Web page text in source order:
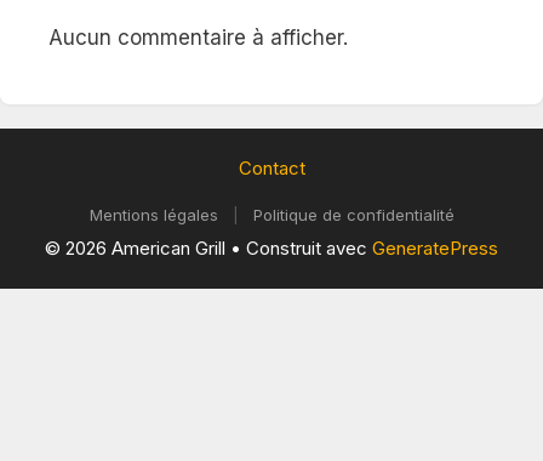
Aucun commentaire à afficher.
Contact
Mentions légales Politique de confidentialité
© 2026 American Grill • Construit avec GeneratePress